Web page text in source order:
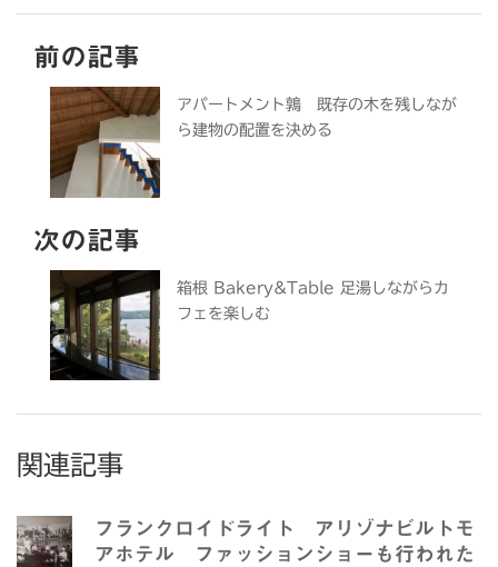
前の記事
アパートメント鶉 既存の木を残しなが
ら建物の配置を決める
次の記事
箱根 Bakery&Table 足湯しながらカ
フェを楽しむ
関連記事
フランクロイドライト アリゾナビルトモ
アホテル ファッションショーも行われた